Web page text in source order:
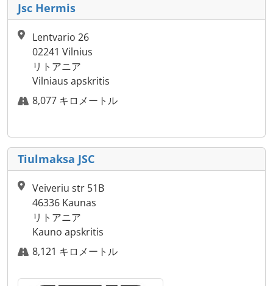
Jsc Hermis
Lentvario 26
02241 Vilnius
リトアニア
Vilniaus apskritis
8,077 キロメートル
Tiulmaksa JSC
Veiveriu str 51B
46336 Kaunas
リトアニア
Kauno apskritis
8,121 キロメートル